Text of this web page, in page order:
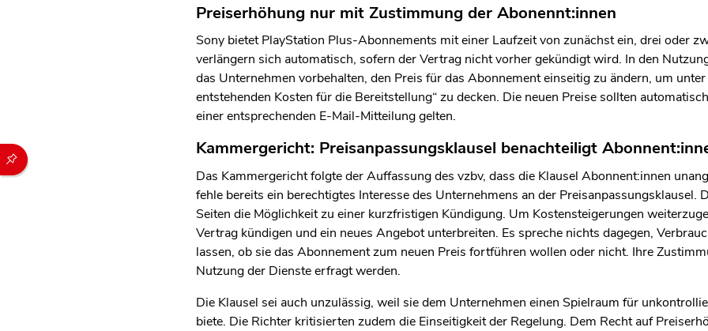
Durch die folgenden Buttons können Sie direkt auf einen speziellen Bereich des Inhaltes springen
Preiserhöhung nur mit Zustimmung der Abonennt:innen
Sony bietet PlayStation Plus-Abonnements mit einer Laufzeit von zunächst ein, drei oder
verlängern sich automatisch, sofern der Vertrag nicht vorher gekündigt wird. In den
das Unternehmen vorbehalten, den Preis für das Abonnement einseitig zu ändern, um unter
entstehenden Kosten für die Bereitstellung“ zu decken. Die neuen Preise sollten
einer entsprechenden E-Mail-Mitteilung gelten.
Kammergericht: Preisanpassungsklausel benachteiligt
Das Kammergericht folgte der Auffassung des vzbv, dass die Klausel Abonnent:innen
fehle bereits ein berechtigtes Interesse des Unternehmens an der Preisanpassungsklausel.
Seiten die Möglichkeit zu einer kurzfristigen Kündigung. Um Kostensteigerungen
Vertrag kündigen und ein neues Angebot unterbreiten. Es spreche nichts dagegen,
lassen, ob sie das Abonnement zum neuen Preis fortführen wollen oder nicht. Ihre
Nutzung der Dienste erfragt werden.
Die Klausel sei auch unzulässig, weil sie dem Unternehmen einen Spielraum für
biete. Die Richter kritisierten zudem die Einseitigkeit der Regelung. Dem Recht auf